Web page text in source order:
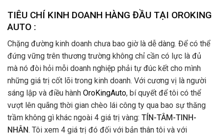
TIÊU CHÍ KINH DOANH HÀNG ĐẦU TẠI OROKING
AUTO :
Chặng đường kinh doanh chưa bao giờ là dễ dàng. Để có thể
đứng vững trên thương trường không chỉ cần có lực là đủ
mà nó đòi hỏi mỗi doanh nghiệp phải tự đúc kết cho mình
những giá trị cốt lõi trong kinh doanh. Với cương vị là người
sáng lập và điều hành OroKingAuto, bí quyết để tôi có thể
vượt lên quãng thời gian chèo lái công ty qua bao sự thăng
trầm không gì khác ngoài 4 giá trị vàng: TÍN-TÂM-TINH-
NHÂN. Tôi xem 4 giá trị đó đối với bản thân tôi và với